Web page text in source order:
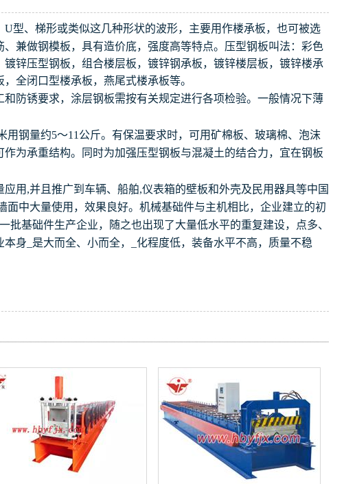
型、梯形或类似这几种形状的波形，主要用作楼承板，也可被选
兼做钢模板，具有造价底，强度高等特点。压型钢板叫法：彩色
锌压型钢板，组合楼层板，镀锌钢承板，镀锌楼层板，镀锌楼承
全闭口型楼承板，燕尾式楼承板等。
锈要求，涂层钢板需按有关规定进行各项检验。一般情况下薄
钢量约5～11公斤。有保温要求时，可用矿棉板、玻璃棉、泡沫
为承重结构。同时为加强压型钢板与混凝土的结合力，宜在钢板
,并且推广到车辆、船舶,仪表箱的壁板和外壳及民用器具等中国
中大量使用，效果良好。机械基础件与主机相比，企业建立的初
基础件生产企业，随之也出现了大量低水平的重复建设，点多、
身_是大而全、小而全，_化程度低，装备水平不高，质量不稳